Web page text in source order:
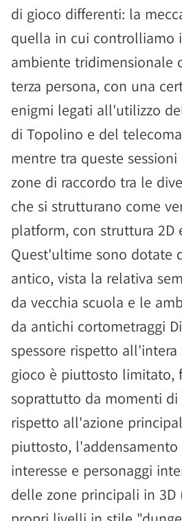
di gioco differenti: la
quella in cui controlliamo
ambiente tridimensionale
terza persona, con una
enigmi legati all'utilizzo
di Topolino e del
mentre tra queste
zone di raccordo tra le
che si strutturano come
platform, con struttura 2D
Quest'ultime sono dotate
antico, vista la relativa
da vecchia scuola e le
da antichi cortometraggi
spessore rispetto
gioco è piuttosto limitato,
soprattutto da momenti
rispetto all'azione
piuttosto,
interesse e personaggi
delle zone principali in 3D